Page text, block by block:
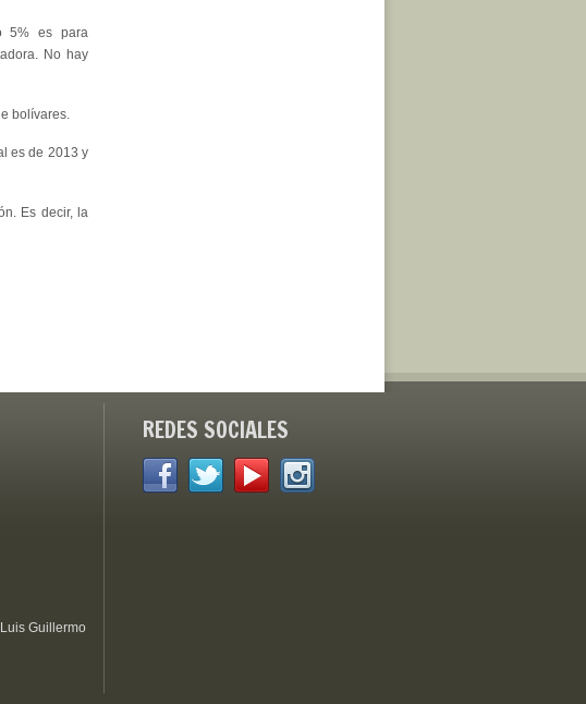
5% es para
No hay
bolívares.
es de 2013 y
Es decir, la
Guillermo
REDES SOCIALES